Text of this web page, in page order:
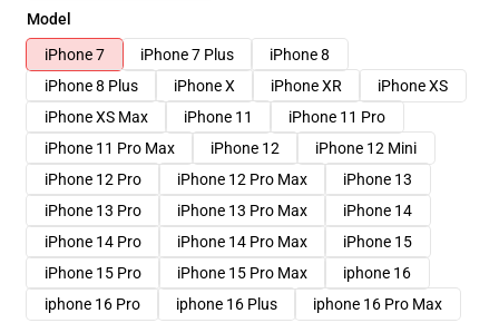
Model
iPhone 7
iPhone 7 Plus
iPhone 8
iPhone 8 Plus
iPhone X iPhone XR
iPhone XS
iPhone XS Max
iPhone 11
iPhone 11 Pro
iPhone 11 Pro Max
iPhone 12
iPhone 12 Mini
iPhone 12 Pro
iPhone 12 Pro Max
iPhone 13
iPhone 13 Pro
iPhone 13 Pro Max
iPhone 14
iPhone 14 Pro
iPhone 14 Pro Max
iPhone 15
iPhone 15 Pro
iPhone 15 Pro Max
iphone 16
iphone 16 Pro
iphone 16 Plus iphone 16 Pro Max